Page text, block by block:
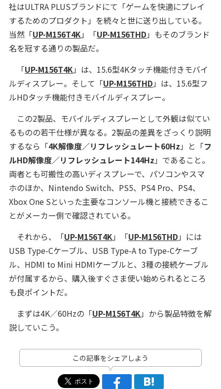
社はULTRA PLUSブランドにて「ゲームを快適にプレイ
するためのプロダクト」を続々と世に送り出している。
当然「UP-M156T4K」「UP-M156THD 」もそのブランド
名を冠する通りの製品だ。
「UP-M156T4K」は、15.6型4Kタッチ機能付きモバイ
ルディスプレー。そして「UP-M156THD 」は、15.6型フ
ルHDタッチ機能付きモバイルディスプレー。
この2製品、モバイルディスプレーとして外観は似てい
るものの若干仕様が異なる。2製品の差異をざっくり説明
するなら「4K解像度／リフレッシュレート60Hz 」と「フ
ルHD解像度／リフレッシュレート144Hz 」であること。
両者とも可搬性の高いディスプレーで、パソコンやスマ
ホのほか、Nintendo Switch、PS5、PS4 Pro、PS4、
Xbox One Sといった主要なコンソール機と接続できるこ
とがメーカー側で確認されている。
それから、「UP-M156T4K」「UP-M156THD 」には
USB Type-Cケーブル、USB Type-A to Type-Cケーブ
ル、HDMI to Mini HDMIケーブルと、3種の接続ケーブル
が付属するから、購入後すぐさま使い始められるところ
も良ポイントだ。
まずは4K／60Hzの「UP-M156T4K」から製品特徴を解
説していこう。
この記事をシェアしよう